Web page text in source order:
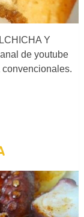
Y
de youtube